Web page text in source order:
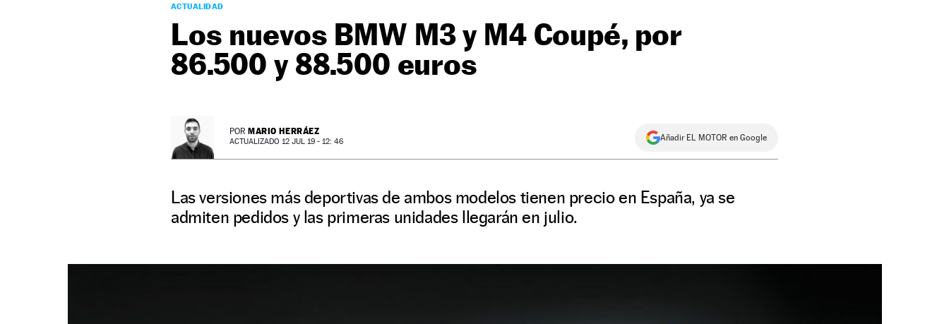
ACTUALIDAD
Los nuevos BMW M3 y M4 Coupé, por
86.500 y 88.500 euros
POR MARIO HERRÁEZ
ACTUALIZADO 12 JUL 19 - 12: 46 Añadir EL MOTOR en Google
Las versiones más deportivas de ambos modelos tienen precio en España, ya se
admiten pedidos y las primeras unidades llegarán en julio.